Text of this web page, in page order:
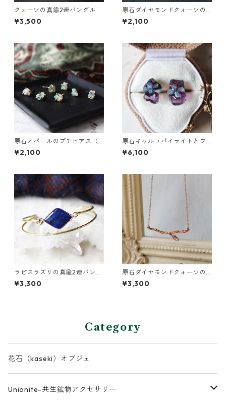
クォーツの真鍮2連バングル
¥3,500
原石ダイヤモンドクォーツの
プチピアス（一粒/片方）
¥2,100
原石オパールのプチピアス（1
粒/片方）
¥2,100
原石キャルコパイライトとフ
ローライトのプチピアス
¥6,100
ラピスラズリの真鍮2連バング
ル
¥3,300
原石ダイヤモンドクォーツの
小枝ネックレス
¥3,300
Category
花石（kaseki）オブジェ
Unionite-共生鉱物アクセサリー